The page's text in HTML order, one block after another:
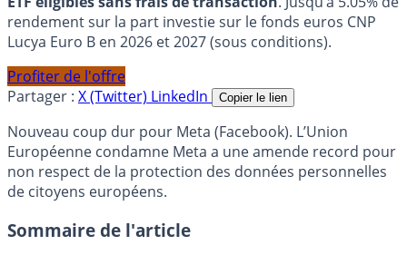
rendement sur la part investie sur le fonds euros CNP
Lucya Euro B en 2026 et 2027 (sous conditions).
Profiter de l'offre
Partager : X (Twitter) LinkedIn Copier le lien
Nouveau coup dur pour Meta (Facebook). L’Union
Européenne condamne Meta a une amende record pour
non respect de la protection des données personnelles
de citoyens européens.
Sommaire de l'article